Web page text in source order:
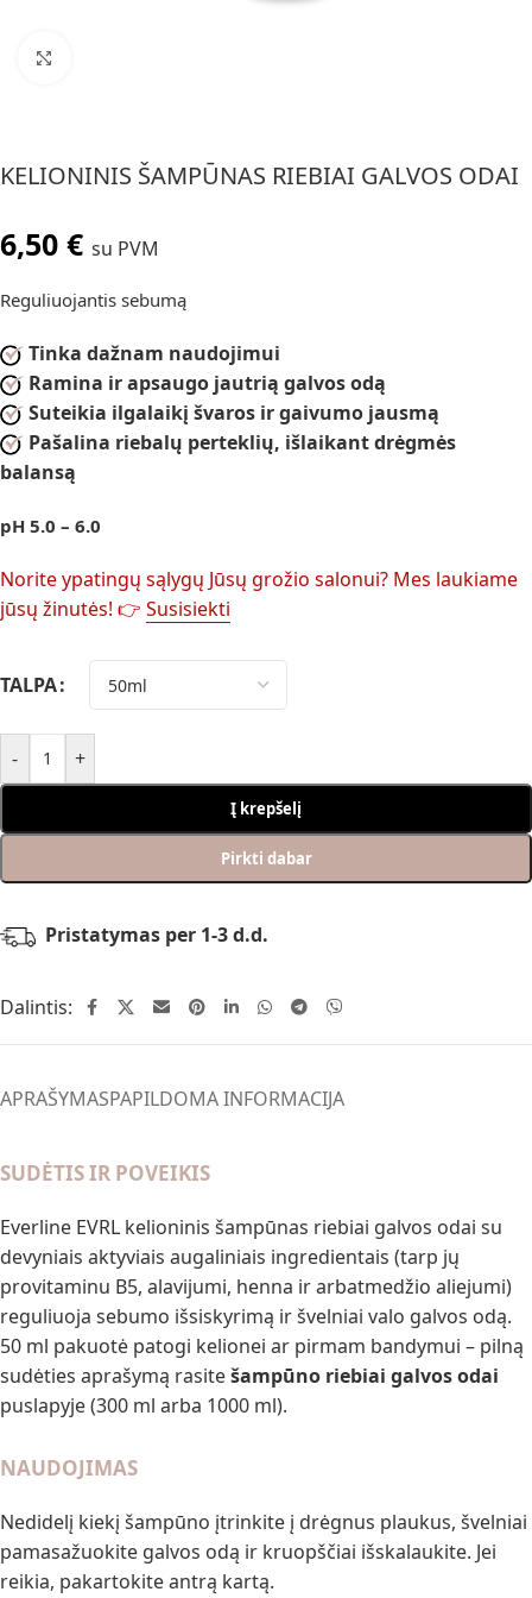
KELIONINIS ŠAMPŪNAS RIEBIAI GALVOS ODAI
6,50 € su PVM
Reguliuojantis sebumą
Tinka dažnam naudojimui
Ramina ir apsaugo jautrią galvos odą
Suteikia ilgalaikį švaros ir gaivumo jausmą
Pašalina riebalų perteklių, išlaikant drėgmės
balansą
pH 5.0 – 6.0
Norite ypatingų sąlygų Jūsų grožio salonui? Mes laukiame
jūsų žinutės! 👉 Susisiekti
TALPA
- +
Į krepšelį
Pirkti dabar
Pristatymas per 1-3 d.d.
Dalintis:
APRAŠYMASPAPILDOMA INFORMACIJA
SUDĖTIS IR POVEIKIS
Everline EVRL kelioninis šampūnas riebiai galvos odai su
devyniais aktyviais augaliniais ingredientais (tarp jų
provitaminu B5, alavijumi, henna ir arbatmedžio aliejumi)
reguliuoja sebumo išsiskyrimą ir švelniai valo galvos odą.
50 ml pakuotė patogi kelionei ar pirmam bandymui – pilną
sudėties aprašymą rasitešampūno riebiai galvos odai
puslapyje (300 ml arba 1000 ml).
NAUDOJIMAS
Nedidelį kiekį šampūno įtrinkite į drėgnus plaukus, švelniai
pamasažuokite galvos odą ir kruopščiai išskalaukite. Jei
reikia, pakartokite antrą kartą.